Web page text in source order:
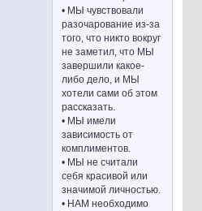
• МЫ чувствовали
разочарование из-за
того, что никто вокруг
не заметил, что МЫ
завершили какое-
либо дело, и МЫ
хотели сами об этом
рассказать.
• МЫ имели
зависимость от
комплиментов.
• МЫ не считали
себя красивой или
значимой личностью.
• НАМ необходимо